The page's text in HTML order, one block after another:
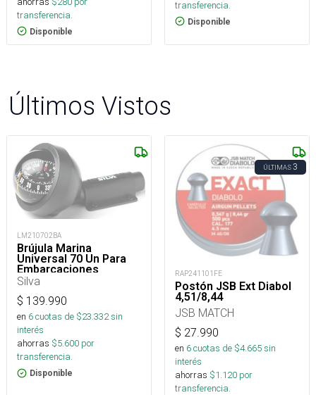
transferencia.
Disponible
transferencia.
Disponible
Últimos Vistos
LM210702BA
Brújula Marina
Universal 70 Un Para
Embarcaciones
Silva
$ 139.990
en 6cuotas de $23.332sin
interés
ahorras $5.600 por
transferencia.
Disponible
ÚLTIMAS3
RAP241101FE
Postón JSB Ext Diabol
4,51/8,44
JSB MATCH
$ 27.990
en 6cuotas de $4.665sin
interés
ahorras $1.120 por
transferencia.